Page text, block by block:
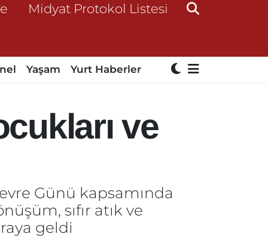
Midyat Protokol Listesi
Yaşam Yurt Haberler
ve
Günü kapsamında
sıfır atık ve
geldi